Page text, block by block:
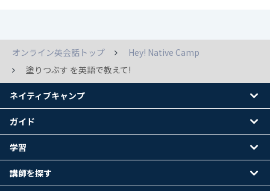
オンライン英会話トップ
Hey! Native Camp
塗りつぶす を英語で教えて!
ネイティブキャンプ
ガイド
学習
講師を探す